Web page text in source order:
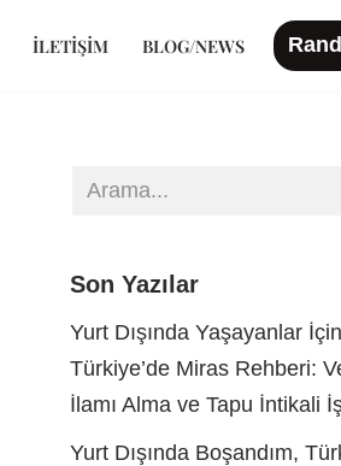
İLETIŞIM BLOG/NEWS
Son Yazılar
Yurt Dışında Yaşayanlar İçin
Türkiye’de Miras Rehberi:
İlamı Alma ve Tapu İntikali
Yurt Dışında Boşandım,